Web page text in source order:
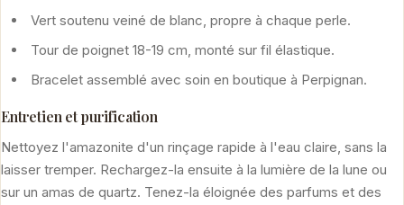
Vert soutenu veiné de blanc, propre à chaque perle.
Tour de poignet 18-19 cm, monté sur fil élastique.
Bracelet assemblé avec soin en boutique à Perpignan.
Entretien et purification
Nettoyez l'amazonite d'un rinçage rapide à l'eau claire, sans la
laisser tremper. Rechargez-la ensuite à la lumière de la lune ou
sur un amas de quartz. Tenez-la éloignée des parfums et des